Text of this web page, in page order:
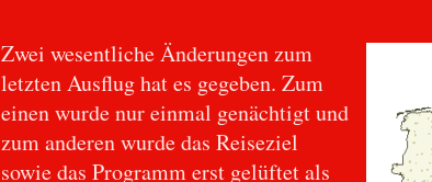
Zwei wesentliche Änderungen zum
letzten Ausflug hat es gegeben. Zum
einen wurde nur einmal genächtigt und
zum anderen wurde das Reiseziel
sowie das Programm erst gelüftet als